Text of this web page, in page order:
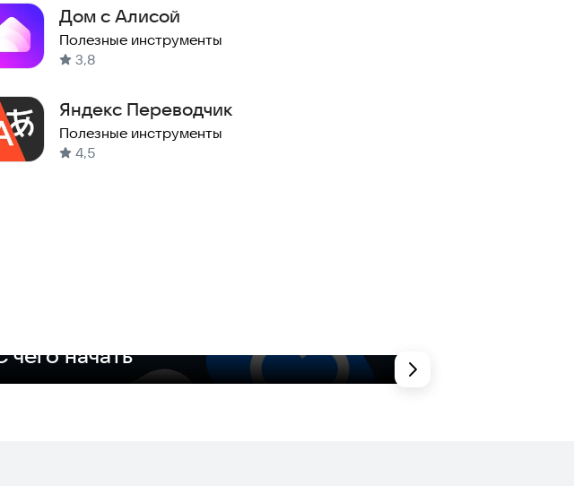
Дом с Алисой
Полезные инструменты
3,8
Яндекс Переводчик
Полезные инструменты
4,5
чего начать